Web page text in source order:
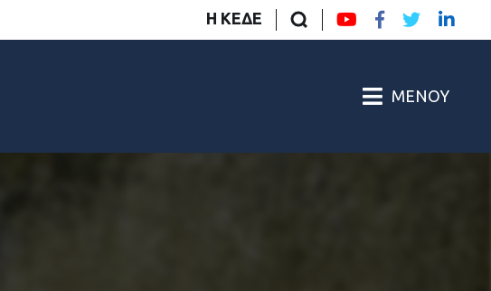
Η ΚΕΔΕ
ΜΕΝΟΎ